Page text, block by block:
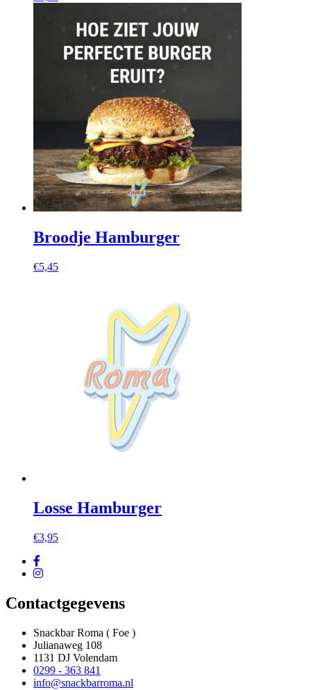
Broodje Hamburger
€5,45
Losse Hamburger
€3,95
Contactgegevens
Snackbar Roma ( Foe )
Julianaweg 108
1131 DJ Volendam
0299 - 363 841
info@snackbarroma.nl